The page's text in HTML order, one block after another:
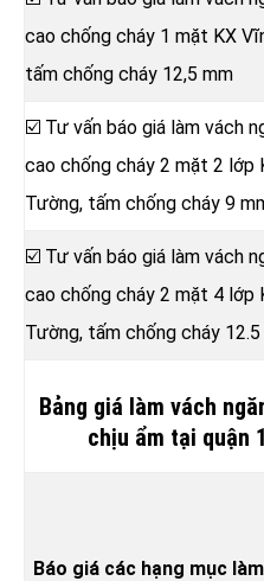
cao chống cháy 1 mặt KX
tấm chống cháy 12,5 mm
☑️ Tư vấn báo giá làm vách
cao chống cháy 2 mặt 2 lớp
Tường, tấm chống cháy 9
☑️ Tư vấn báo giá làm vách
cao chống cháy 2 mặt 4 lớp
Tường, tấm chống cháy
Bảng giá làm vách
chịu ẩm tại quận
Báo giá các hạng mục